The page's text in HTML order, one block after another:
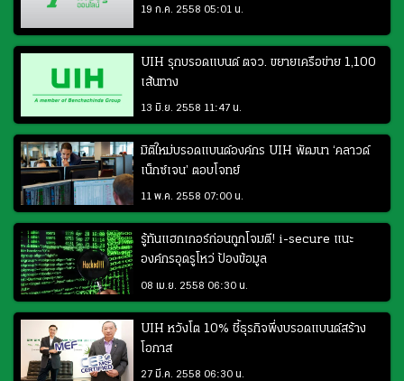
19 ก.ค. 2558 05:01 น.
UIH รุกบรอดแบนด์ ตจว. ขยายเครือข่าย 1,100
เส้นทาง
13 มิ.ย. 2558 11:47 น.
มิติใหม่บรอดแบนด์องค์กร UIH พัฒนา ‘คลาวด์
เน็กซ์เจน’ ตอบโจทย์
11 พ.ค. 2558 07:00 น.
รู้ทันแฮกเกอร์ก่อนถูกโจมตี! i-secure แนะ
องค์กรอุดรูโหว่ ป้องข้อมูล
08 เม.ย. 2558 06:30 น.
UIH หวังโต 10% ชี้ธุรกิจพึ่งบรอดแบนด์สร้าง
โอกาส
27 มี.ค. 2558 06:30 น.